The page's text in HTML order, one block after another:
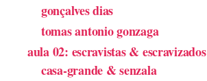
gonçalves dias
tomas antonio gonzaga
aula 02: escravistas & escravizados
casa-grande & senzala